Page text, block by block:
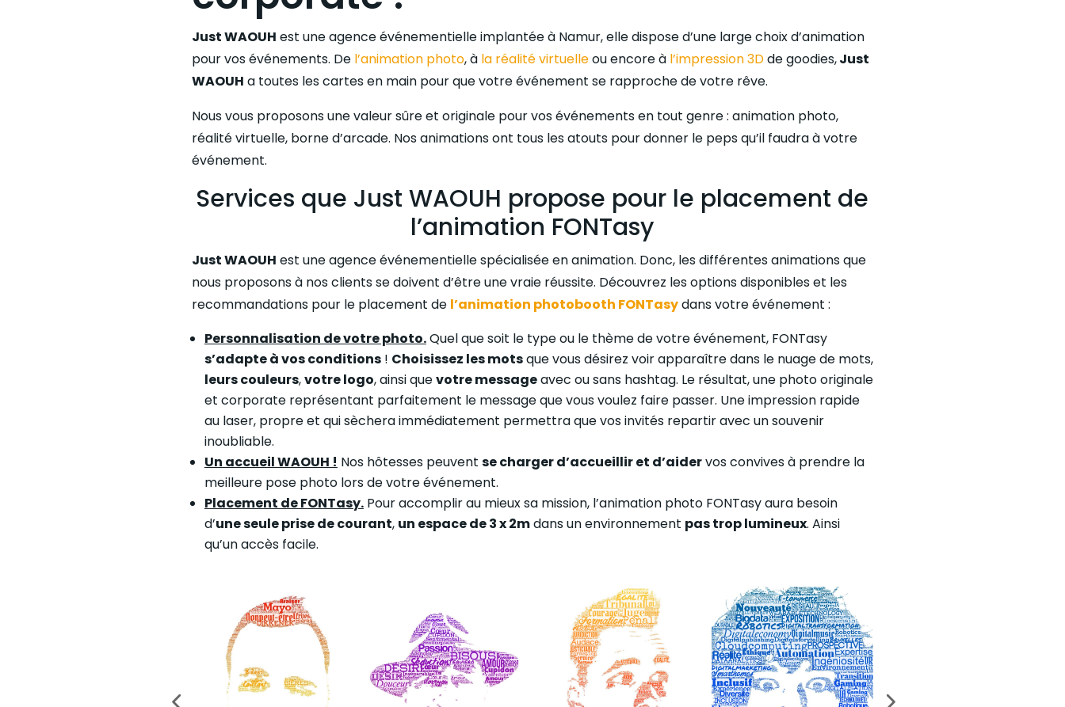
Just WAOUH est une agence événementielle implantée à Namur, elle dispose d’une large choix d’animation
pour vos événements. De l’animation photo, à la réalité virtuelleou encore à l’impression 3Dde goodies,Just
WAOUH a toutes les cartes en main pour que votre événement se rapproche de votre rêve.
Nous vous proposons une valeur sûre et originale pour vos événements en tout genre : animation photo,
réalité virtuelle, borne d’arcade. Nos animations ont tous les atouts pour donner le peps qu’il faudra à votre
événement.
Services que Just WAOUH propose pour le placement de
l’animation FONTasy
Just WAOUH est une agence événementielle spécialisée en animation. Donc, les différentes animations que
nous proposons à nos clients se doivent d’être une vraie réussite. Découvrez les options disponibles et les
recommandations pour le placement de l’animation photobooth FONTasydans votre événement :
Personnalisation de votre photo.Quel que soit le type ou le thème de votre événement, FONTasy
s’adapte à vos conditions! Choisissez les motsque vous désirez voir apparaître dans le nuage de mots,
leurs couleurs,votre logo, ainsi quevotre messageavec ou sans hashtag. Le résultat, une photo originale
et corporate représentant parfaitement le message que vous voulez faire passer. Une impression rapide
au laser, propre et qui sèchera immédiatement permettra que vos invités repartir avec un souvenir
inoubliable.
Un accueil WAOUH ! Nos hôtesses peuvent se charger d’accueillir et d’aidervos convives à prendre la
meilleure pose photo lors de votre événement.
Placement de FONTasy.Pour accomplir au mieux sa mission, l’animation photo FONTasy aura besoin
d’une seule prise de courant, un espace de 3 x 2mdans un environnement pas trop lumineux. Ainsi
qu’un accès facile.